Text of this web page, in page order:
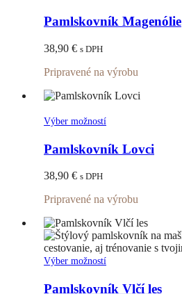
má
viacero
si
môžete
vybrať
stránke
Pamlskovník Magenólie
38,90 € s DPH
Pripravené na výrobu
Výber možnostíTento
má
viacero
si
môžete
vybrať
na
stránke
produktu.
Pamlskovník Lovci
38,90 € s DPH
Pripravené na výrobu
Výber možnostíTento
má
Pamlskovník Vlčí les